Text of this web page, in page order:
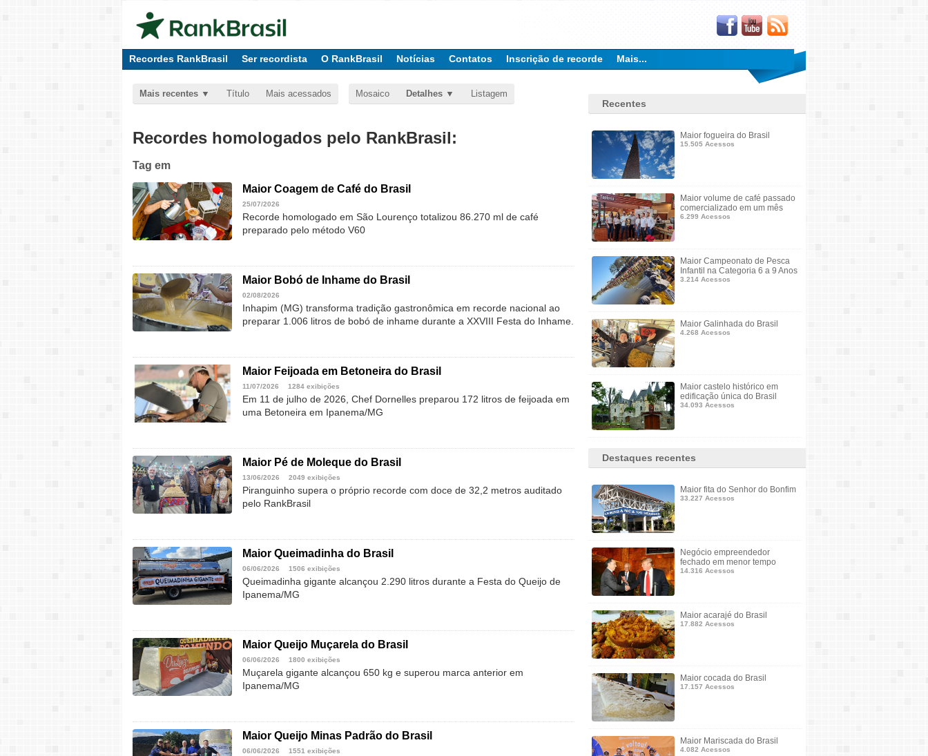
Recordes RankBrasil Ser recordista O RankBrasil Notícias Contatos Inscrição de recorde Mais...
Mais recentes Título Mais acessados Mosaico Detalhes Listagem
Recordes homologados pelo RankBrasil:
Tag em
Maior Coagem de Café do Brasil
25/07/2026
Recorde homologado em São Lourenço totalizou 86.270 ml de café
preparado pelo método V60
Maior Bobó de Inhame do Brasil
02/08/2026
Inhapim (MG) transforma tradição gastronômica em recorde nacional ao
preparar 1.006 litros de bobó de inhame durante a XXVIII Festa do Inhame.
Maior Feijoada em Betoneira do Brasil
11/07/2026 1284 exibições
Em 11 de julho de 2026, Chef Dornelles preparou 172 litros de feijoada em
uma Betoneira em Ipanema/MG
Maior Pé de Moleque do Brasil
13/06/2026 2049 exibições
Piranguinho supera o próprio recorde com doce de 32,2 metros auditado
pelo RankBrasil
Maior Queimadinha do Brasil
06/06/2026 1506 exibições
Queimadinha gigante alcançou 2.290 litros durante a Festa do Queijo de
Ipanema/MG
Maior Queijo Muçarela do Brasil
06/06/2026 1800 exibições
Muçarela gigante alcançou 650 kg e superou marca anterior em
Ipanema/MG
Maior Queijo Minas Padrão do Brasil
06/06/2026 1551 exibições
Recentes
Maior fogueira do Brasil
15.505 Acessos
Maior volume de café passado
comercializado em um mês
6.299 Acessos
Maior Campeonato de Pesca
Infantil na Categoria 6 a 9 Anos
3.214 Acessos
Maior Galinhada do Brasil
4.268 Acessos
Maior castelo histórico em
edificação única do Brasil
34.093 Acessos
Destaques recentes
Maior fita do Senhor do Bonfim
33.227 Acessos
Negócio empreendedor
fechado em menor tempo
14.316 Acessos
Maior acarajé do Brasil
17.882 Acessos
Maior cocada do Brasil
17.157 Acessos
Maior Mariscada do Brasil
4.082 Acessos